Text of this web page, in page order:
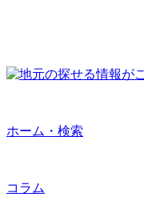
ホーム・検索
コラム